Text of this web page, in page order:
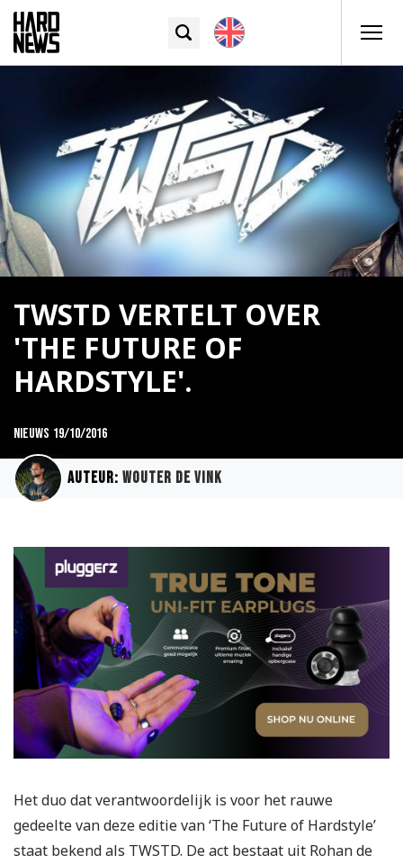
TWSTD VERTELT OVER
'THE FUTURE OF
HARDSTYLE'.
Nieuws 19/10/2016
Auteur: Wouter de Vink
Het duo dat verantwoordelijk is voor het rauwe
gedeelte van deze editie van ‘The Future of Hardstyle’
staat bekend als TWSTD. De act bestaat uit Rohan de